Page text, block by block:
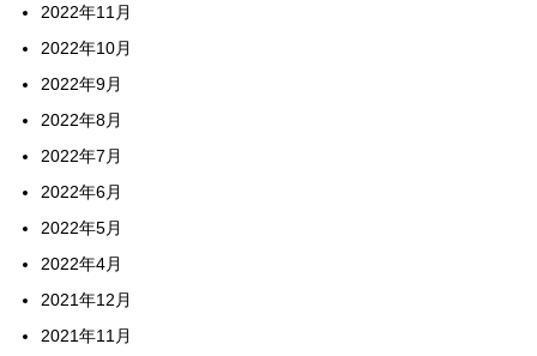
2022年11月
2022年10月
2022年9月
2022年8月
2022年7月
2022年6月
2022年5月
2022年4月
2021年12月
2021年11月